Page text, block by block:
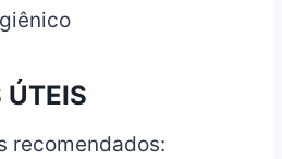
ÚTEIS
recomendados: